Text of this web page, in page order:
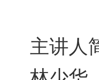
主讲人